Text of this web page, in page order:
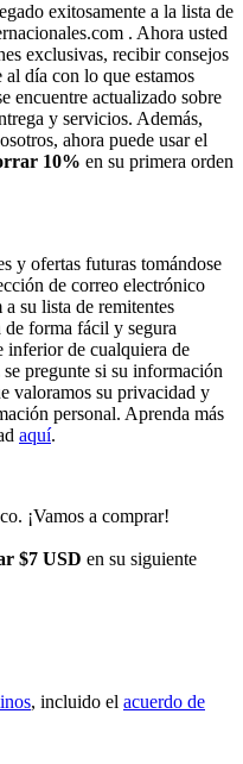
exitosamente a la lista de
. Ahora usted
exclusivas, recibir consejos
al día con lo que estamos
encuentre actualizado sobre
y servicios. Además,
ahora puede usar el
10% en su primera orden
y ofertas futuras tomándose
de correo electrónico
a su lista de remitentes
de forma fácil y segura
inferior de cualquiera de
pregunte si su información
valoramos su privacidad y
personal. Aprenda más
aquí.
¡Vamos a comprar!
$7 USD en su siguiente
, incluido el acuerdo de